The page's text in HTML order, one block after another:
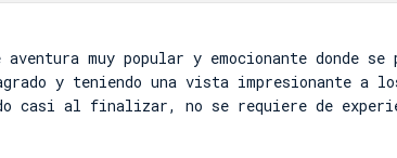
muy popular y emocionante donde se
y teniendo una vista impresionante a
casi al finalizar, no se requiere de